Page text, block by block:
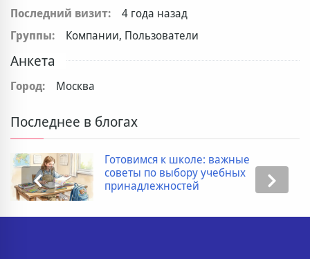
Последний визит:
4 года назад
Группы:
Компании, Пользователи
Анкета
Город: Москва
Последнее в блогах
Готовимся к школе: важные
советы по выбору учебных
принадлежностей